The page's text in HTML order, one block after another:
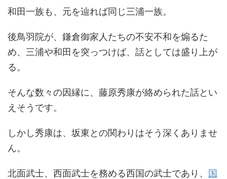
和田一族も、元を辿れば同じ三浦一族。
後鳥羽院が、鎌倉御家人たちの不安不和を煽るた
め、三浦や和田を突っつけば、話としては盛り上が
る。
そんな数々の因縁に、藤原秀康が絡められた話とい
えそうです。
しかし秀康は、坂東との関わりはそう深くありませ
ん。
北面武士、西面武士を務める西国の武士であり、 国